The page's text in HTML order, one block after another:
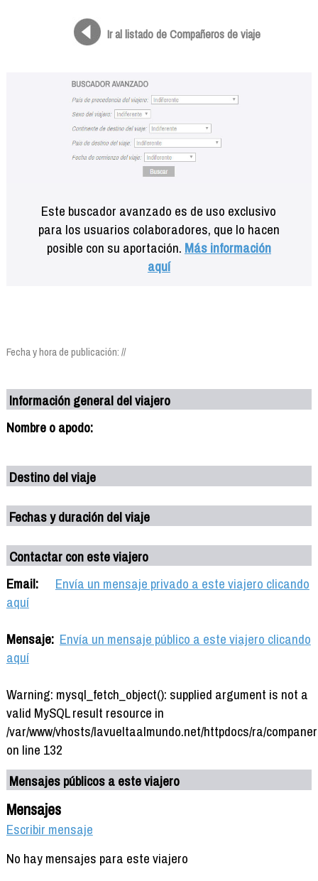
Ir al listado de Compañeros de viaje
Este buscador avanzado es de uso exclusivo
para los usuarios colaboradores, que lo hacen
posible con su aportación. Más información
aquí
Fecha y hora de publicación: //
Información general del viajero
Nombre o apodo:
Destino del viaje
Fechas y duración del viaje
Contactar con este viajero
Email:
Envía un mensaje privado a este viajero clicando
aquí
Mensaje: Envía un mensaje público a este viajero clicando
aquí
Warning: mysql_fetch_object(): supplied argument is not a
valid MySQL result resource in
/var/www/vhosts/lavueltaalmundo.net/httpdocs/ra/
on line 132
Mensajes públicos a este viajero
Mensajes
Escribir mensaje
No hay mensajes para este viajero